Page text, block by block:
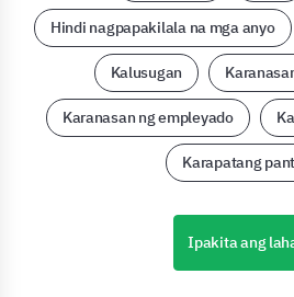
Hindi nagpapakilala na mga anyo
Kalusugan
Karanasan ng empleyado
Karapatang
Ipakita ang